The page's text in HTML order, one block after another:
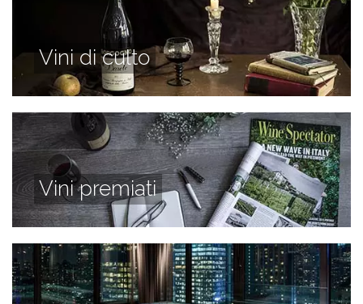
Vini di culto
Vini premiati